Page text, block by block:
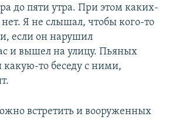
до пяти утра. При этом каких-
нет. Я не слышал, чтобы кого-то
если он нарушил
и вышел на улицу. Пьяных
какую-то беседу с ними,
встретить и вооруженных